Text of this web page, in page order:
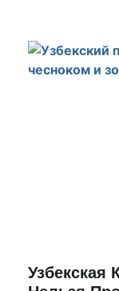
Узбекская